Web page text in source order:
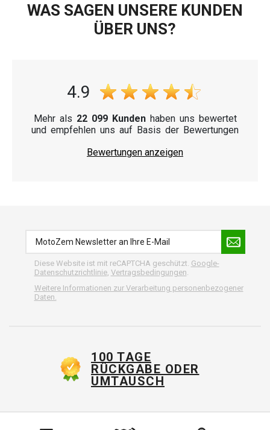
WAS SAGEN UNSERE KUNDEN
ÜBER UNS?
4.9
Mehr als 22 099 Kundenhaben uns bewertet
und empfehlen uns auf Basis der Bewertungen
Bewertungen anzeigen
Diese Website ist mit reCAPTCHA geschützt. Google-
Datenschutzrichtlinie, Vertragsbedingungen
Weitere Informationen zur Verarbeitung personenbezogener
Daten.
100 TAGE
RÜCKGABE ODER
UMTAUSCH